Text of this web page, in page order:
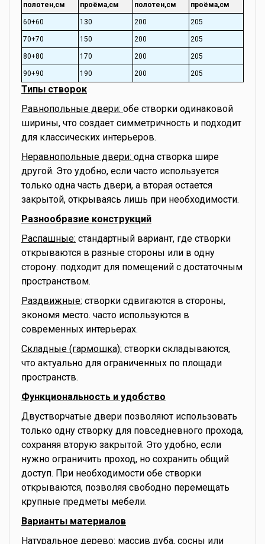
полотен,см
проёма,см
полотен,см
проёма,см
60+60 130 200 205
70+70 150 200 205
80+80 170 200 205
90+90 190 200 205
Типы створок
Равнопольные двери: обе створки одинаковой
ширины, что создает симметричность и подходит
для классических интерьеров.
Неравнопольные двери: одна створка шире
другой. Это удобно, если часто используется
только одна часть двери, а вторая остается
закрытой, открываясь лишь при необходимости.
Разнообразие конструкций
Распашные: стандартный вариант, где створки
открываются в разные стороны или в одну
сторону. подходит для помещений с достаточным
пространством.
Раздвижные: створки сдвигаются в стороны,
экономя место. часто используются в
современных интерьерах.
Складные (гармошка): створки складываются,
что актуально для ограниченных по площади
пространств.
Функциональность и удобство
Двустворчатые двери позволяют использовать
только одну створку для повседневного прохода,
сохраняя вторую закрытой. Это удобно, если
нужно ограничить проход, но сохранить общий
доступ. При необходимости обе створки
открываются, позволяя свободно перемещать
крупные предметы мебели.
Варианты материалов
Натуральное дерево: массив дуба, сосны или